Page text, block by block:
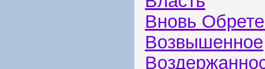
Вновь
Возвышенное